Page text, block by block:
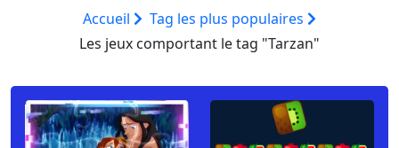
Accueil
Tag les plus populaires
Les jeux comportant le tag "Tarzan"